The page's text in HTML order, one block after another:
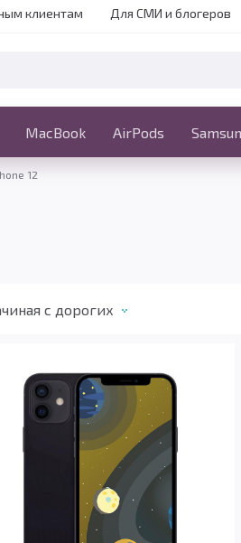
клиентам Для СМИ и блогеров
MacBook AirPods
iPhone MacBook Ещё
12
с дорогих